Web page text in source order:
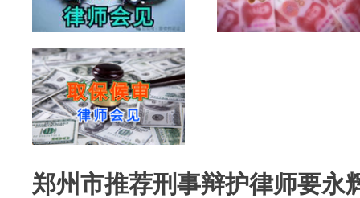
郑州市推荐刑事辩护律师要永